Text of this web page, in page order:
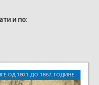
и по:
ОД 1801. ДО 1867. ГОДИНЕ